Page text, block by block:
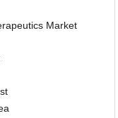
Market